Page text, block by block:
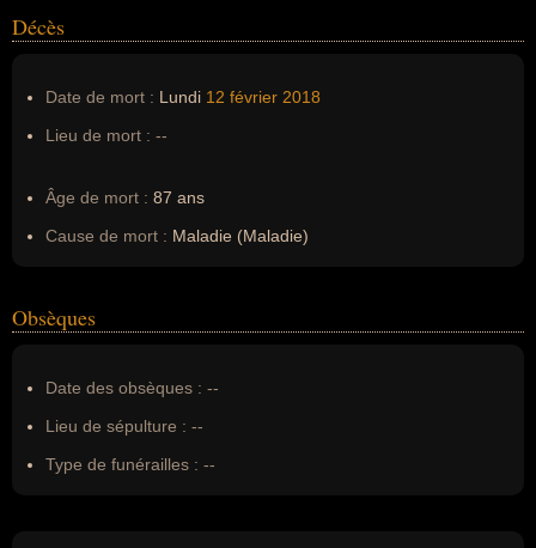
Décès
Date de mort : Lundi 12 février 2018
Lieu de mort : --
Âge de mort : 87 ans
Cause de mort : Maladie (Maladie)
Obsèques
Date des obsèques : --
Lieu de sépulture : --
Type de funérailles : --